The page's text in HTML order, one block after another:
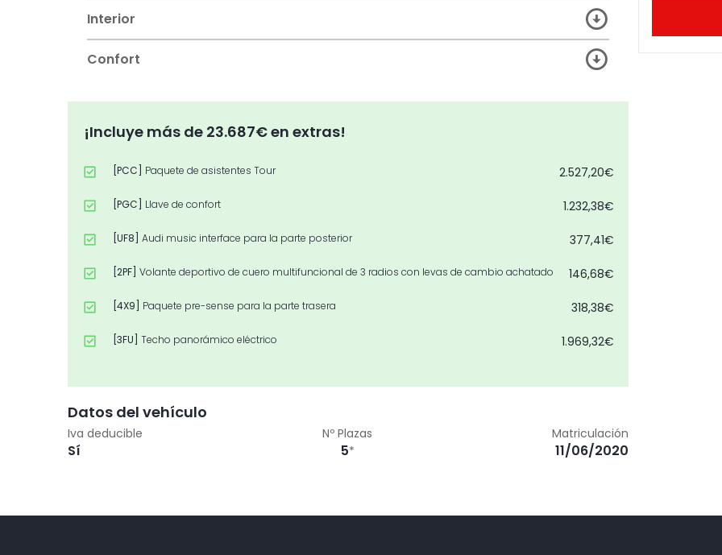
Interior
Confort
¡Incluye más de 23.687€ en extras!
[PCC] Paquete de asistentes Tour 2.527,20€
[PGC] Llave de confort 1.232,38€
[UF8] Audi music interface para la parte posterior 377,41€
[2PF] Volante deportivo de cuero multifuncional de 3 radios con levas de cambio achatado 146,68€
[4X9] Paquete pre-sense para la parte trasera 318,38€
[3FU] Techo panorámico eléctrico 1.969,32€
[PXC] Faros Audi Matrix LED
[6XF]Espejos retrovisores exteriores plegables eléctricamente con función de memoria 0,00€
Datos del vehículo
Iva deducible
Sí
Nº Plazas
5*
Matriculación
11/06/2020